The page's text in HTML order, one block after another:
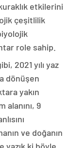
etkilerini
çeşitlilik
role sahip.
2021 yılı yaz
dönüşen
yakın
alanını, 9
ve doğanın